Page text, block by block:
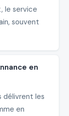
le service
souvent
en
délivrent les
en